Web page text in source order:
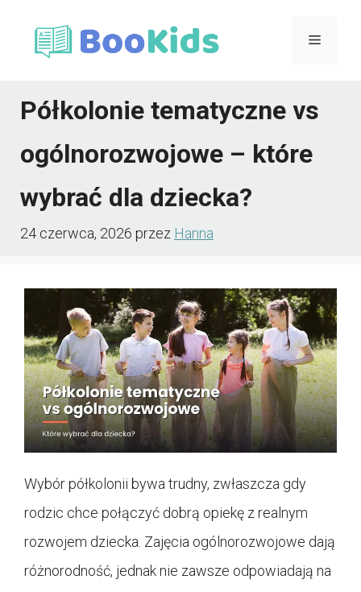
Menu
Półkolonie tematyczne vs
ogólnorozwojowe – które
wybrać dla dziecka?
24 czerwca, 2026 przez Hanna
Wybór półkolonii bywa trudny, zwłaszcza gdy
rodzic chce połączyć dobrą opiekę z realnym
rozwojem dziecka. Zajęcia ogólnorozwojowe dają
różnorodność, jednak nie zawsze odpowiadają na